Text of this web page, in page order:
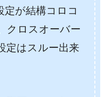
定が結構コロコ
クロスオーバー
定はスルー出来